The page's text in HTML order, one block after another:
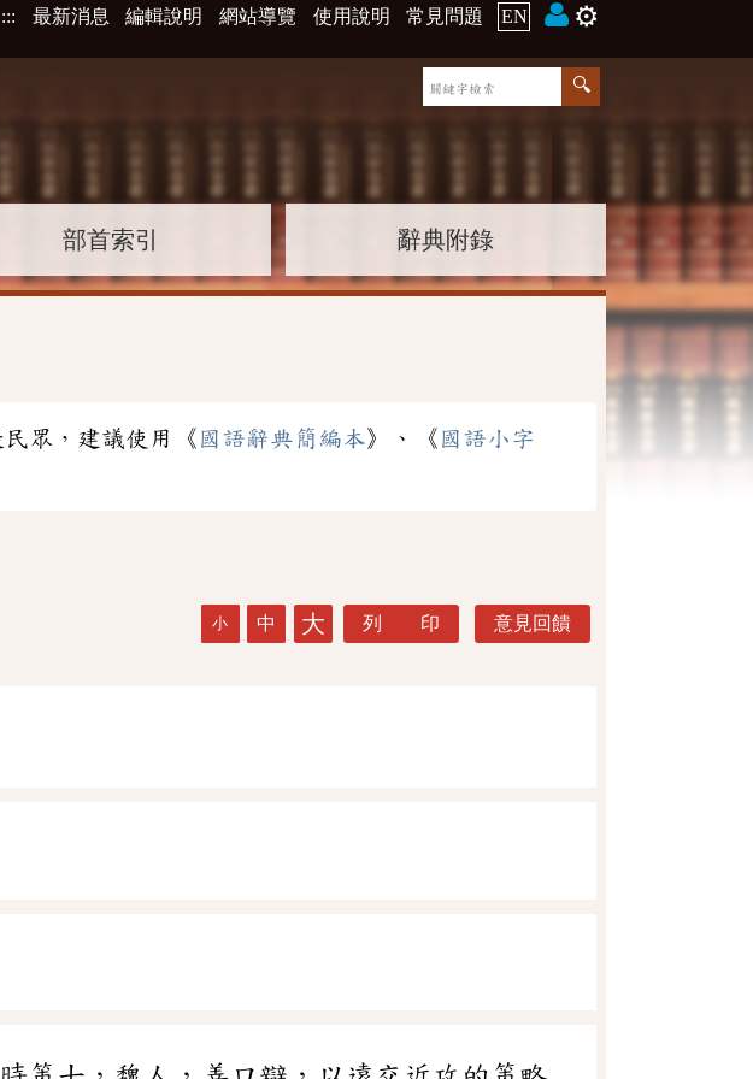
::: 最新消息 編輯說明 網站導覽 使用說明 常見問題 EN ⚙️
部首索引 辭典附錄
眾，建議使用《 國語辭典簡編本》、《 國語小字
小 中 大 列 印 意見回饋